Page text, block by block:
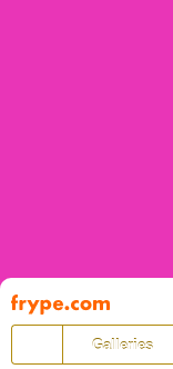
Pāriet
uz
saturu
Galleries